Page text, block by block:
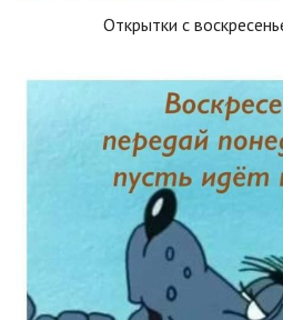
Открытки с